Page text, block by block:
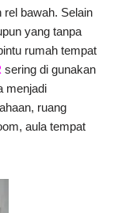
bawah. Selain
yang tanpa
rumah tempat
sering di gunakan
menjadi
ruang
aula tempat